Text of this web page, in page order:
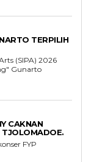
TERPILIH
(SIPA) 2026
Gunarto
CAKNAN
TJOLOMADOE.
FYP